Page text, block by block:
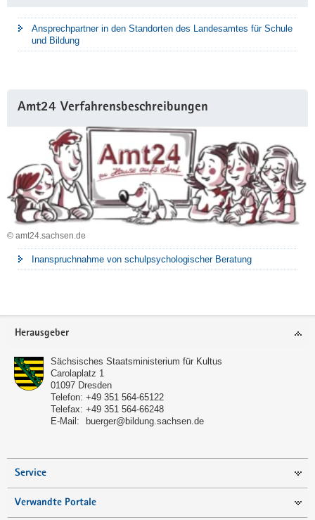
Ansprechpartner in den Standorten des Landesamtes für Schule
und Bildung
Amt24 Verfahrensbeschreibungen
© amt24.sachsen.de
Inanspruchnahme von schulpsychologischer Beratung
Footer-
Herausgeber
Sächsisches Staatsministerium für Kultus
Carolaplatz 1
01097 Dresden
Telefon: +49 351 564-65122
Telefax: +49 351 564-66248
E-Mail:
buerger@bildung.sachsen.de
Service
Verwandte Portale